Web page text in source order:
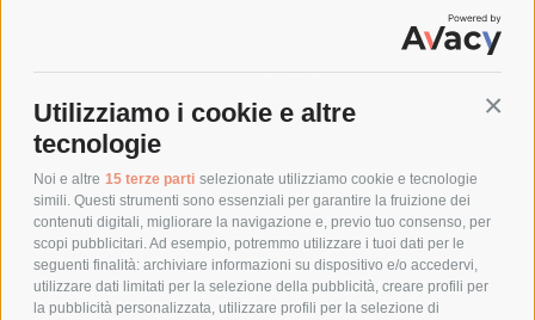
Utilizziamo i cookie e altre
tecnologie
Noi e altre 15 terze parti selezionate utilizziamo cookie e tecnologie
simili. Questi strumenti sono essenziali per garantire la fruizione dei
contenuti digitali, migliorare la navigazione e, previo tuo consenso, per
scopi pubblicitari. Ad esempio, potremmo utilizzare i tuoi dati per le
seguenti finalità: archiviare informazioni su dispositivo e/o accedervi,
utilizzare dati limitati per la selezione della pubblicità, creare profili per
la pubblicità personalizzata, utilizzare profili per la selezione di
SPEDIZIONI
COSTI DI SPEDIZIONE
POLITICA DI RESO
POLICY
PRIVACY POLICY